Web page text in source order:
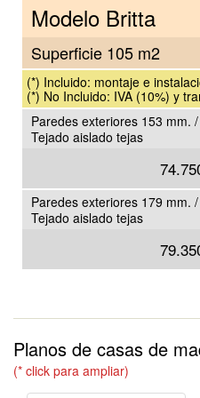
Modelo Britta
Superficie 105 m2
(*) Incluido: montaje e
(*) No Incluido: IVA (10%) y
Paredes exteriores 153 mm.
Tejado aislado tejas
Paredes exteriores 179 mm.
Tejado aislado tejas
Planos de casas de
(* click para ampliar)